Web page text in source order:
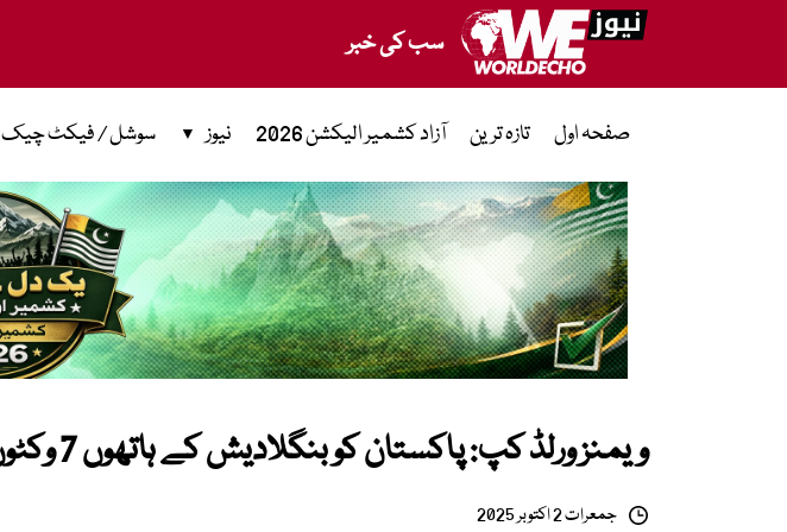
سب کی خبر
صفحہ اول تازہ ترین آزاد کشمیر الیکشن 2026 نیوز سوشل / فیکٹ چیک
ویمنز ورلڈ کپ: پاکستان کو بنگلادیش کے ہاتھوں 7 وکٹوں سے شکست
جمعرات 2 اکتوبر 2025